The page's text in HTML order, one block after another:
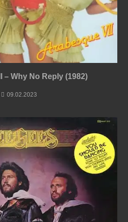
– Why No Reply (1982)
09.02.2023